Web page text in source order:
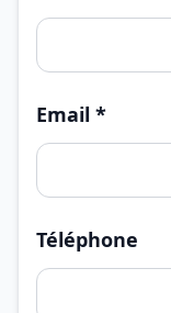
Email *
Téléphone